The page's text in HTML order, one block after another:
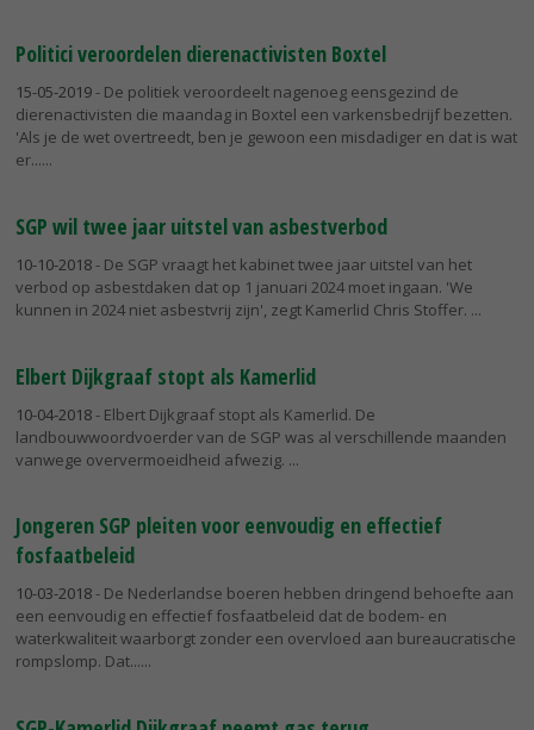
Politici veroordelen dierenactivisten Boxtel
15-05-2019- De politiek veroordeelt nagenoeg eensgezind de
dierenactivisten die maandag in Boxtel een varkensbedrijf bezetten.
'Als je de wet overtreedt, ben je gewoon een misdadiger en dat is wat
er...
SGP wil twee jaar uitstel van asbestverbod
10-10-2018- De SGP vraagt het kabinet twee jaar uitstel van het
verbod op asbestdaken dat op 1 januari 2024 moet ingaan. 'We
kunnen in 2024 niet asbestvrij zijn', zegt Kamerlid Chris Stoffer.
Elbert Dijkgraaf stopt als Kamerlid
10-04-2018- Elbert Dijkgraaf stopt als Kamerlid. De
landbouwwoordvoerder van de SGP was al verschillende maanden
vanwege oververmoeidheid afwezig.
Jongeren SGP pleiten voor eenvoudig en effectief
fosfaatbeleid
10-03-2018- De Nederlandse boeren hebben dringend behoefte aan
een eenvoudig en effectief fosfaatbeleid dat de bodem- en
waterkwaliteit waarborgt zonder een overvloed aan bureaucratische
rompslomp. Dat...